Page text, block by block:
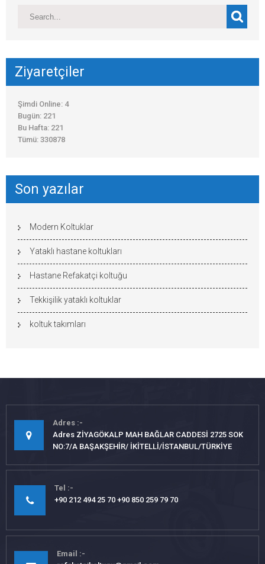
Ziyaretçiler
Şimdi Online: 4
Bugün: 221
Bu Hafta: 221
Tümü: 330878
Son yazılar
Modern Koltuklar
Yataklı hastane koltukları
Hastane Refakatçi koltuğu
Tekkişilik yataklı koltuklar
koltuk takımları
Adres
Adres ZİYAGÖKALP MAH BAĞLAR CADDESİ 2725 SOK
NO:7/A BAŞAKŞEHİR/ İKİTELLİ/İSTANBUL/TÜRKİYE
Tel
+90 212 494 25 70 +90 850 259 79 70
Email